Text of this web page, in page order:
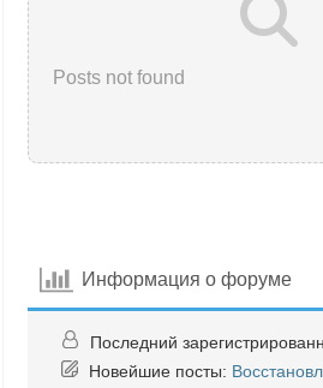
Posts not found
Информация о форуме
Последний
Новейшие посты: